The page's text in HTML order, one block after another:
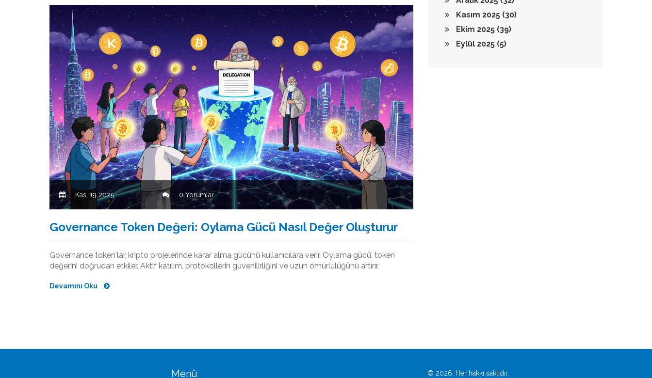
Kas, 19 2025 0 Yorumlar
Governance Token Değeri: Oylama Gücü Nasıl Değer Oluşturur
Governance token'lar, kripto projelerinde karar alma gücünü kullanıcılara verir. Oylama gücü, token
değerini doğrudan etkiler. Aktif katılım, protokollerin güvenilirliğini ve uzun ömürlülüğünü artırır.
Devamını Oku
Kasım 2025 (30)
Ekim 2025 (39)
Eylül 2025 (5)
Menü © 2026. Her hakkı saklıdır.